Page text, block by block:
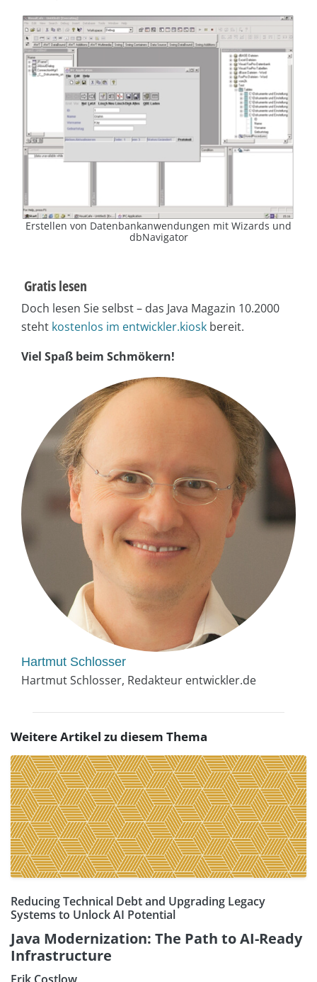
Erstellen von Datenbankanwendungen mit Wizards und
dbNavigator
Gratis lesen
Doch lesen Sie selbst – das Java Magazin 10.2000
steht kostenlos im entwickler.kiosk bereit.
Viel Spaß beim Schmökern!
Hartmut Schlosser
Hartmut Schlosser, Redakteur entwickler.de
Weitere Artikel zu diesem Thema
Reducing Technical Debt and Upgrading Legacy
Systems to Unlock AI Potential
Java Modernization: The Path to AI-Ready
Infrastructure